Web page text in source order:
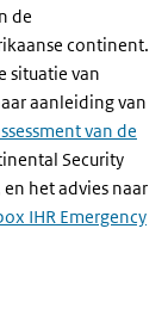
de
continent.
situatie van
aanleiding van
van de
Security
link)
en het advies naar
IHR Emergency